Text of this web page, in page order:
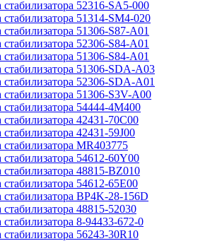
стабилизатора 52316-SA5-000
стабилизатора 51314-SM4-020
стабилизатора 51306-S87-A01
стабилизатора 52306-S84-A01
стабилизатора 51306-S84-A01
стабилизатора 51306-SDA-A03
стабилизатора 52306-SDA-A01
стабилизатора 51306-S3V-A00
стабилизатора 54444-4M400
стабилизатора 42431-70С00
стабилизатора 42431-59J00
стабилизатора MR403775
стабилизатора 54612-60Y00
стабилизатора 48815-BZ010
стабилизатора 54612-65Е00
стабилизатора BP4K-28-156D
стабилизатора 48815-52030
стабилизатора 8-94433-672-0
стабилизатора 56243-30R10